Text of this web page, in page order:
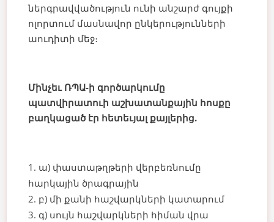
ներգրավվածություն ունի անշարժ գույքի
ոլորտում մասնավոր ընկերությունների
աուդիտի մեջ։
Մինչեւ ՌՊԱ-ի գործարկումը
պատվիրատուի աշխատանքային հոսքը
բաղկացած էր հետեւյալ քայլերից.
ա) փաստաթղթերի վերբեռնումը
հարկային ծրագրային
բ) մի քանի հաշվարկների կատարում
գ) սույն հաշվարկների հիման վրա